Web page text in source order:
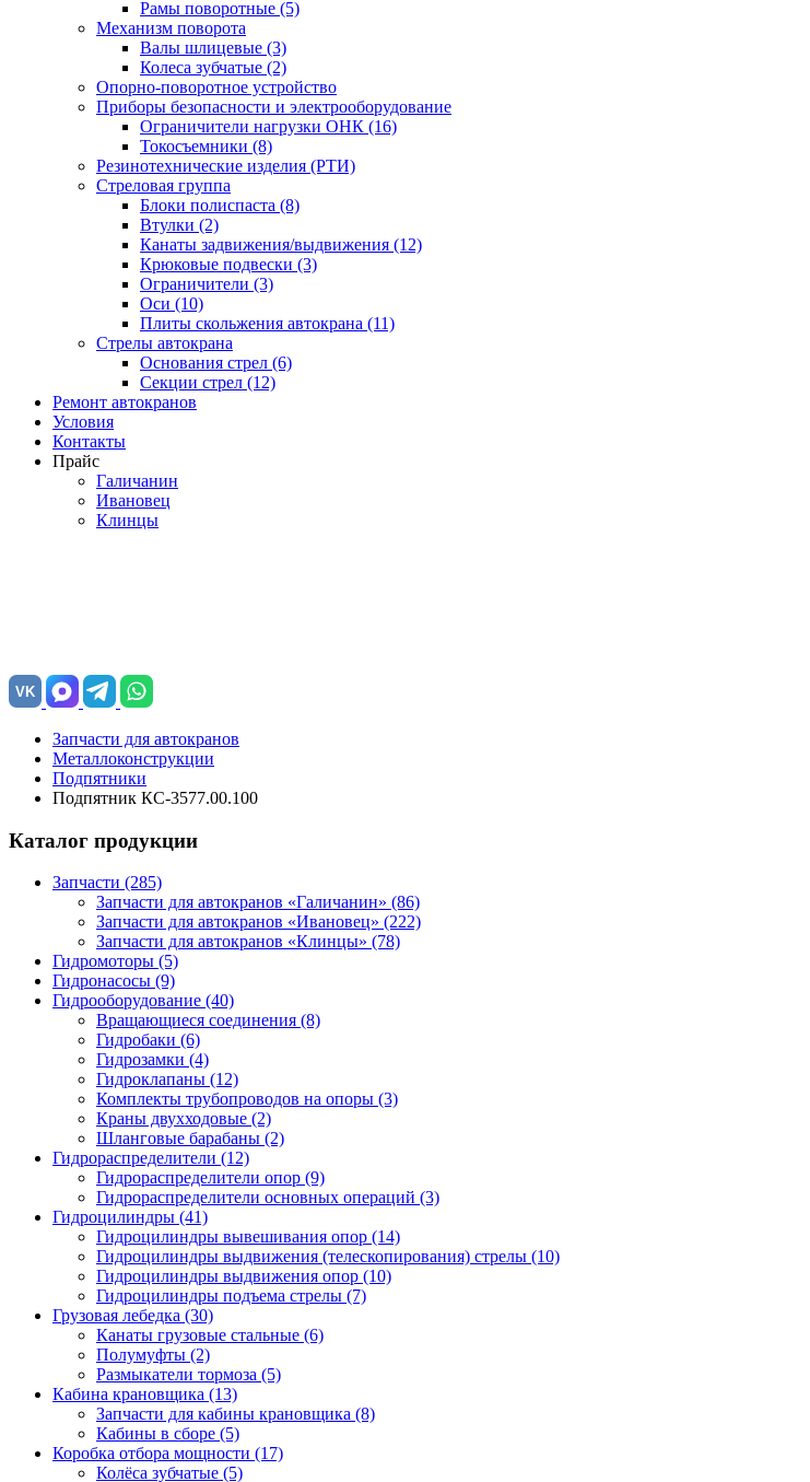
Рамы поворотные (5)
Механизм поворота
Валы шлицевые (3)
Колеса зубчатые (2)
Опорно-поворотное устройство
Приборы безопасности и электрооборудование
Ограничители нагрузки ОНК (16)
Токосъемники (8)
Резинотехнические изделия (РТИ)
Стреловая группа
Блоки полиспаста (8)
Втулки (2)
Канаты задвижения/выдвижения (12)
Крюковые подвески (3)
Ограничители (3)
Оси (10)
Плиты скольжения автокрана (11)
Стрелы автокрана
Основания стрел (6)
Секции стрел (12)
Ремонт автокранов
Условия
Контакты
Прайс
Галичанин
Ивановец
Клинцы
VK
Запчасти для автокранов
Металлоконструкции
Подпятники
Подпятник КС-3577.00.100
Каталог продукции
Запчасти (285)
Запчасти для автокранов «Галичанин» (86)
Запчасти для автокранов «Ивановец» (222)
Запчасти для автокранов «Клинцы» (78)
Гидромоторы (5)
Гидронасосы (9)
Гидрооборудование (40)
Вращающиеся соединения (8)
Гидробаки (6)
Гидрозамки (4)
Гидроклапаны (12)
Комплекты трубопроводов на опоры (3)
Краны двухходовые (2)
Шланговые барабаны (2)
Гидрораспределители (12)
Гидрораспределители опор (9)
Гидрораспределители основных операций (3)
Гидроцилиндры (41)
Гидроцилиндры вывешивания опор (14)
Гидроцилиндры выдвижения (телескопирования) стрелы (10)
Гидроцилиндры выдвижения опор (10)
Гидроцилиндры подъема стрелы (7)
Грузовая лебедка (30)
Канаты грузовые стальные (6)
Полумуфты (2)
Размыкатели тормоза (5)
Кабина крановщика (13)
Запчасти для кабины крановщика (8)
Кабины в сборе (5)
Коробка отбора мощности (17)
Колёса зубчатые (5)